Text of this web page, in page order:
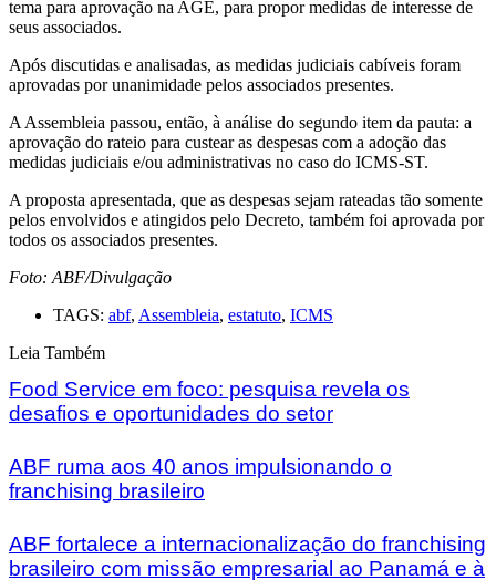
tema para aprovação na AGE, para propor medidas de interesse de
seus associados.
Após discutidas e analisadas, as medidas judiciais cabíveis foram
aprovadas por unanimidade pelos associados presentes.
A Assembleia passou, então, à análise do segundo item da pauta: a
aprovação do rateio para custear as despesas com a adoção das
medidas judiciais e/ou administrativas no caso do ICMS-ST.
A proposta apresentada, que as despesas sejam rateadas tão somente
pelos envolvidos e atingidos pelo Decreto, também foi aprovada por
todos os associados presentes.
Foto: ABF/Divulgação
TAGS: abf, Assembleia, estatuto, ICMS
Leia Também
Food Service em foco: pesquisa revela os
desafios e oportunidades do setor
ABF ruma aos 40 anos impulsionando o
franchising brasileiro
ABF fortalece a internacionalização do franchising
brasileiro com missão empresarial ao Panamá e à